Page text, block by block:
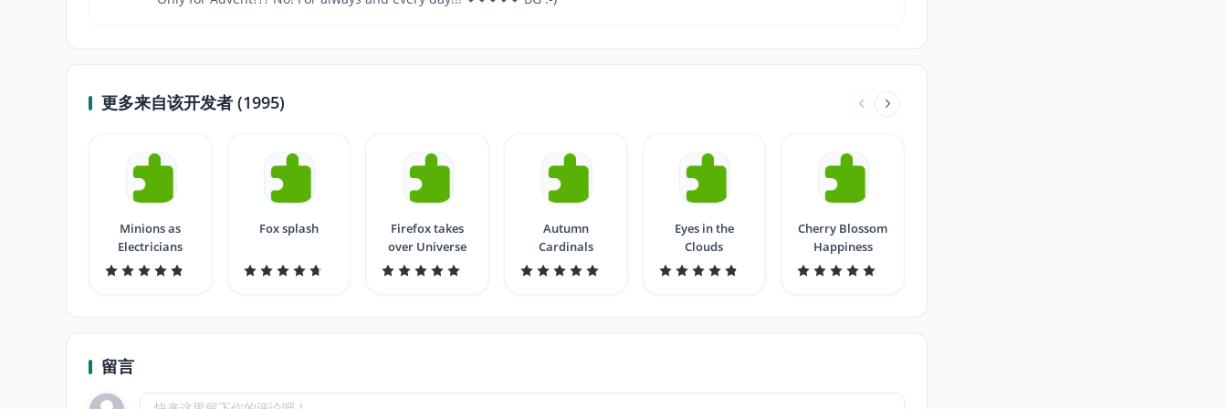
更多来自该开发者 (1995)
Minions as
Electricians
Fox splash
Firefox takes
over Universe
Autumn
Cardinals
Eyes in the
Clouds
Cherry Blossom
Happiness
留言